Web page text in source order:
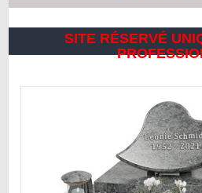
SITE RÉSERVÉ